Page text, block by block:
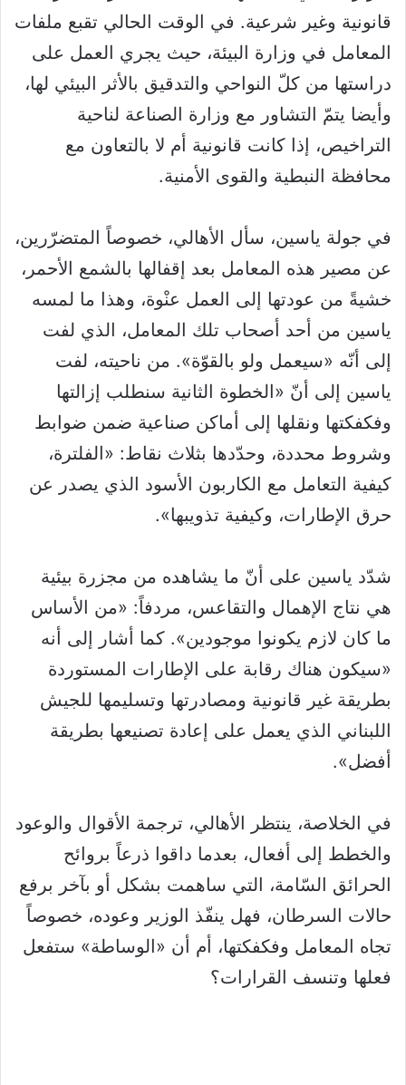
قانونية وغير شرعية. في الوقت الحالي تقبع ملفات
المعامل في وزارة البيئة، حيث يجري العمل على
دراستها من كلّ النواحي والتدقيق بالأثر البيئي لها،
وأيضا يتمّ التشاور مع وزارة الصناعة لناحية
التراخيص، إذا كانت قانونية أم لا بالتعاون مع
محافظة النبطية والقوى الأمنية.
في جولة ياسين، سأل الأهالي، خصوصاً المتضرّرين،
عن مصير هذه المعامل بعد إقفالها بالشمع الأحمر،
خشيةً من عودتها إلى العمل عنْوة، وهذا ما لمسه
ياسين من أحد أصحاب تلك المعامل، الذي لفت
إلى أنّه «سيعمل ولو بالقوّة». من ناحيته، لفت
ياسين إلى أنّ «الخطوة الثانية سنطلب إزالتها
وفكفكتها ونقلها إلى أماكن صناعية ضمن ضوابط
وشروط محددة، وحدّدها بثلاث نقاط: «الفلترة،
كيفية التعامل مع الكاربون الأسود الذي يصدر عن
حرق الإطارات، وكيفية تذويبها».
شدّد ياسين على أنّ ما يشاهده من مجزرة بيئية
هي نتاج الإهمال والتقاعس، مردفاً: «من الأساس
ما كان لازم يكونوا موجودين». كما أشار إلى أنه
«سيكون هناك رقابة على الإطارات المستوردة
بطريقة غير قانونية ومصادرتها وتسليمها للجيش
اللبناني الذي يعمل على إعادة تصنيعها بطريقة
أفضل».
في الخلاصة، ينتظر الأهالي، ترجمة الأقوال والوعود
والخطط إلى أفعال، بعدما داقوا ذرعاً بروائح
الحرائق السّامة، التي ساهمت بشكل أو بآخر برفع
حالات السرطان، فهل ينفّذ الوزير وعوده، خصوصاً
تجاه المعامل وفكفكتها، أم أن «الوساطة» ستفعل
فعلها وتنسف القرارات؟